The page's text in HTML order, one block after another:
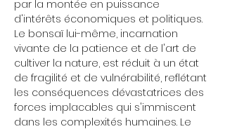
par la montée en puissance
d'intérêts économiques et politiques.
Le bonsaï lui-même, incarnation
vivante de la patience et de l'art de
cultiver la nature, est réduit à un état
de fragilité et de vulnérabilité, reflétant
les conséquences dévastatrices des
forces implacables qui s'immiscent
dans les complexités humaines. Le